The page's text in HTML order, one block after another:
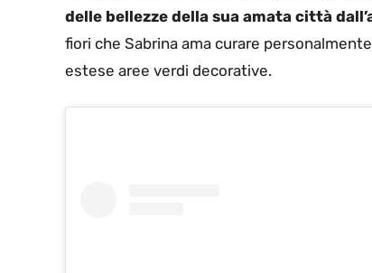
delle bellezze della sua amata città
fiori che Sabrina ama curare
estese aree verdi decorative.